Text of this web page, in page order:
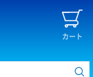
カート